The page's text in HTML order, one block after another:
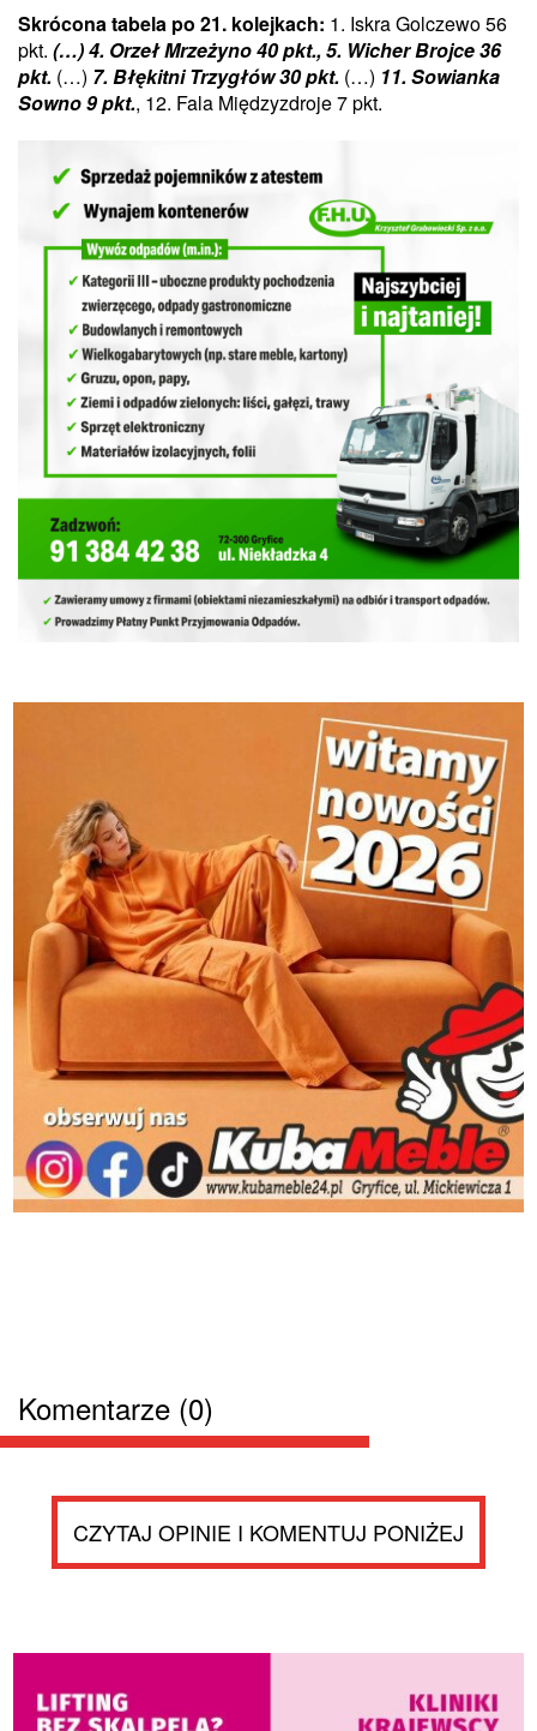
Skrócona tabela po 21. kolejkach: 1. Iskra Golczewo 56
pkt. (…) 4. Orzeł Mrzeżyno 40 pkt., 5. Wicher Brojce 36
pkt. (…) 7. Błękitni Trzygłów 30 pkt. (…) 11. Sowianka
Sowno 9 pkt., 12. Fala Międzyzdroje 7 pkt.
Komentarze (0)
CZYTAJ OPINIE I KOMENTUJ PONIŻEJ